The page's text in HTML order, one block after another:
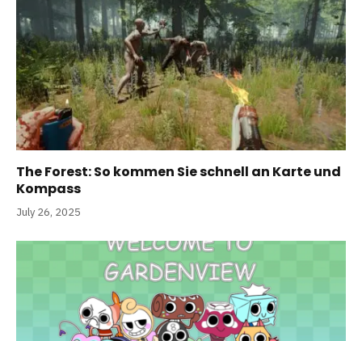
The Forest: So kommen Sie schnell an Karte und
Kompass
July 26, 2025